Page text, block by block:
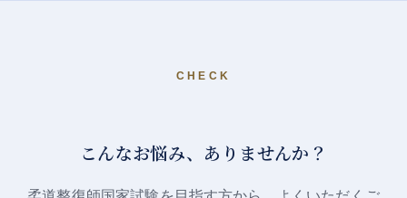
CHECK
こんなお悩み、ありませんか？